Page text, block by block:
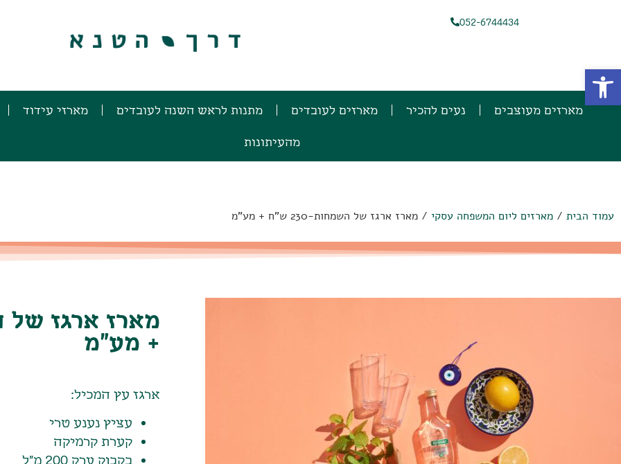
052-6744434
מארזים מעוצבים נעים להכיר מארזים לעובדים מתנות לראש השנה לעובדים מארזי עידוד
מהעיתונות
עמוד הבית / מארזים ליום המשפחה עסקי / מארז ארגז של השמחות-230 ש"ח + מע"מ
+ מע"מ
ארגז עץ המכיל:
עציץ נענע טרי
קערת קרמיקה
בקבוק ערק 200 מ"ל
פתח סרגל נגישות